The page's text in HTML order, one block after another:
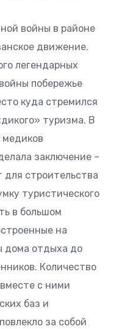
войны в районе
движение.
легендарных
побережье
куда стремился
туризма. В
медиков
заключение –
для строительства
туристического
в большом
на
дома отдыха до
Количество
с ними
баз и
за собой